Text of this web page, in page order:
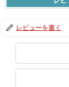
レビューを書く